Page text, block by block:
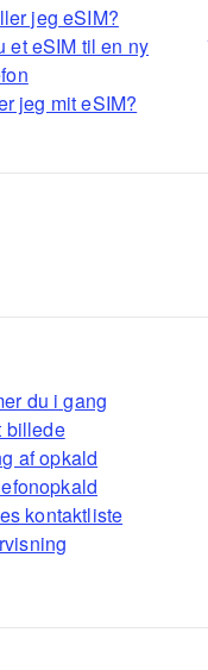
jeg eSIM?
et eSIM til en ny
jeg mit eSIM?
du i gang
billede
af opkald
kontaktliste